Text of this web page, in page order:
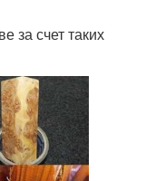
за счет таких